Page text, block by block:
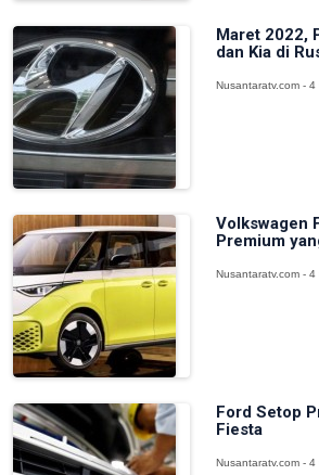
Maret 2022,
dan Kia di
Nusantaratv.com - 4
Volkswagen
Premium
Nusantaratv.com - 4
Ford Setop
Fiesta
Nusantaratv.com - 4